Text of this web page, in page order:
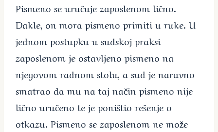
Pismeno se uručuje zaposlenom lično.
Dakle, on mora pismeno primiti u ruke. U
jednom postupku u sudskoj praksi
zaposlenom je ostavljeno pismeno na
njegovom radnom stolu, a sud je naravno
smatrao da mu na taj način pismeno nije
lično uručeno te je poništio rešenje o
otkazu. Pismeno se zaposlenom ne može